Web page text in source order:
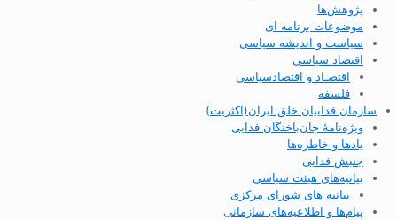
پژوهش‌ها
موضوعات برنامه ای
سیاست و اندیشه سیاسی
اقتصاد سیاسی
اقتصـاد و اقتصاد‌سیاسی
فلسفه
سازمان فداییان خلق ایران(اکثریت)
ویژه‌نامهٔ جان‌باختگان فدایی
یادها و خاطره‌ها
جنبش فدایی
بیانیه‌های هیئت سیاسی
بیانیه های شورای مرکزی
پیام‌ها و اطلاعیه‌های سازمانی